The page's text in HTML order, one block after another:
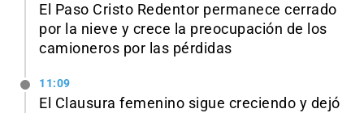
El Paso Cristo Redentor permanece cerrado
por la nieve y crece la preocupación de los
camioneros por las pérdidas
11:09
El Clausura femenino sigue creciendo y dejó